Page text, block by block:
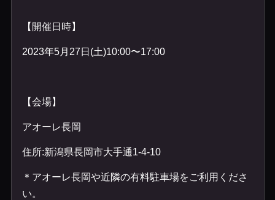
【開催日時】
2023年5月27日(土)10:00〜17:00
【会場】
アオーレ長岡
住所:新潟県長岡市大手通1-4-10
＊アオーレ長岡や近隣の有料駐車場をご利用くださ
い。